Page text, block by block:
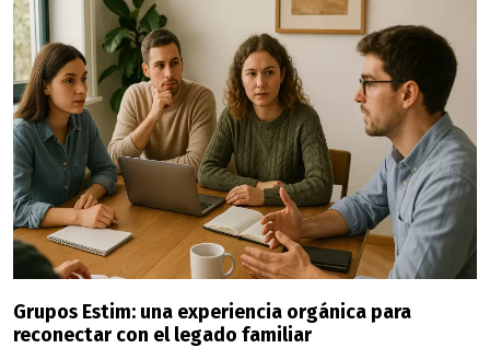
Grupos Estim: una experiencia orgánica para
reconectar con el legado familiar